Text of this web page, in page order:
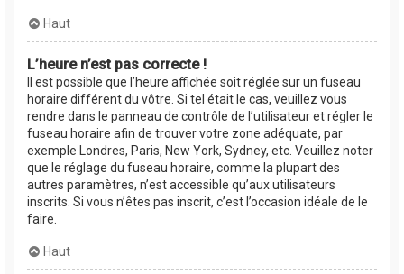
Haut
L’heure n’est pas correcte !
Il est possible que l’heure affichée soit réglée sur un fuseau
horaire différent du vôtre. Si tel était le cas, veuillez vous
rendre dans le panneau de contrôle de l’utilisateur et régler le
fuseau horaire afin de trouver votre zone adéquate, par
exemple Londres, Paris, New York, Sydney, etc. Veuillez noter
que le réglage du fuseau horaire, comme la plupart des
autres paramètres, n’est accessible qu’aux utilisateurs
inscrits. Si vous n’êtes pas inscrit, c’est l’occasion idéale de le
faire.
Haut